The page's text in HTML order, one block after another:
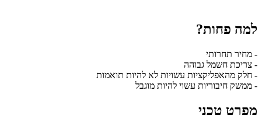
למה פחות?
- מחיר תחרותי
- צריכת חשמל גבוהה
- חלק מהאפליקציות עשויות לא להיות תואמות
- ממשק חיבוריות עשוי להיות מוגבל
מפרט טכני